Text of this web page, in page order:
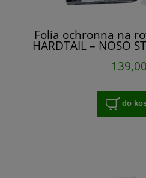
Folia ochronna na
HARDTAIL – NOSO
XXL na
do